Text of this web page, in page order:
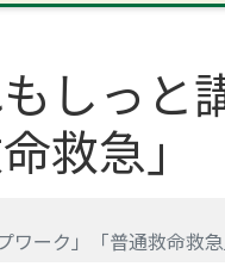
しっと
救急」
ーク」「普通救命救急